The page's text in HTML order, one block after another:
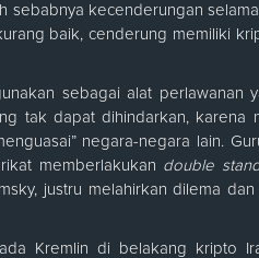
sebabnya kecenderungan
baik, cenderung memiliki
sebagai alat perlawanan
tak dapat dihindarkan,
negara-negara lain.
memberlakukan double
justru melahirkan dilema
Kremlin di belakang kripto